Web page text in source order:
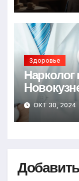
Здоровье
Которая
ОКТ 30, 2024